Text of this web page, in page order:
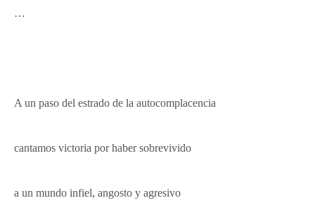
…
A un paso del estrado de la autocomplacencia
cantamos victoria por haber sobrevivido
a un mundo infiel, angosto y agresivo